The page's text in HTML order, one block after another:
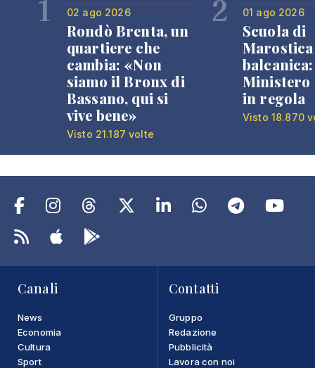
1 02 ago 2026
Rondò Brenta, un
quartiere che
cambia: «Non
siamo il Bronx di
Bassano, qui si
vive bene»
Visto 21.187 volte
2 01 ago 2026
Scuola di
Ministero
in regola
Visto 18.870
Canali
News
Economia
Cultura
Sport
Contatti
Gruppo
Redazione
Pubblicità
Lavora con noi